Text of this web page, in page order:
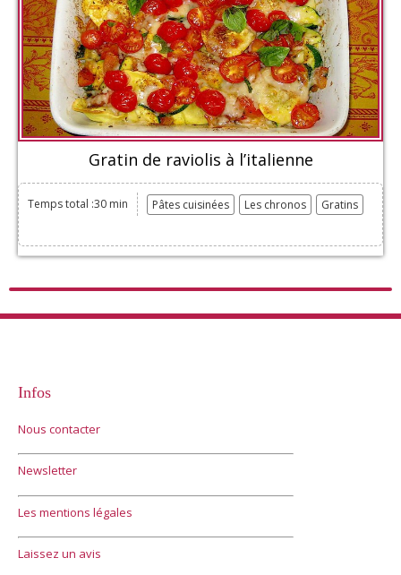
Gratin de raviolis à l’italienne
Temps total :30 min Pâtes cuisinées Les chronos Gratins
Infos
Nous contacter
Newsletter
Les mentions légales
Laissez un avis